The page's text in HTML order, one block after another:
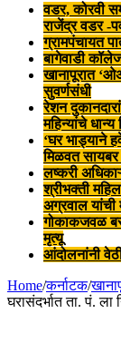
वडर, कोरवी
राजेंद्र वडर -
ग्रामपंचायत
बागेवाडी
खानापूरात
सुवर्णसंधी
रेशन
महिन्यांचे धान्य
‘घर भाड्याने
मिळवत सायबर
लष्करी
श्रीभक्ती
अग्रवाल यांची
गोकाकजवळ
मृत्यू
आंदोलनांनी
Home/कर्नाटक/
घरासंदर्भात ता. पं. ला